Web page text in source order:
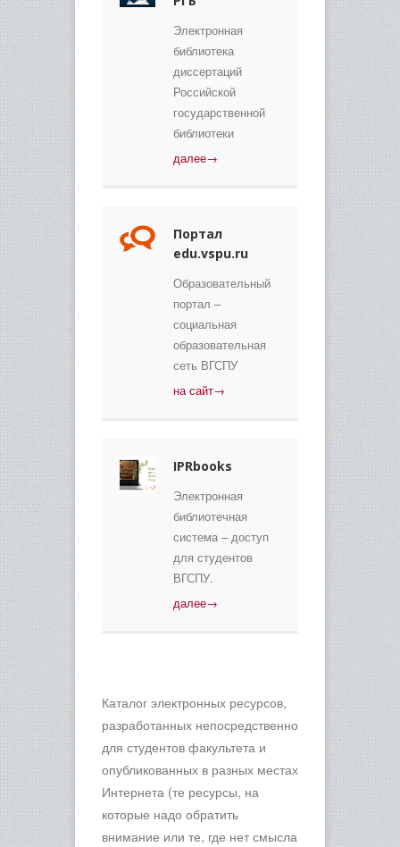
Электронная
библиотека
диссертаций
Российской
государственной
библиотеки
далее→
Портал
edu.vspu.ru
Образовательный
портал –
социальная
образовательная
сеть ВГСПУ
на сайт→
IPRbooks
Электронная
библиотечная
система – доступ
для студентов
ВГСПУ.
далее→
Каталог электронных ресурсов,
разработанных непосредственно
для студентов факультета и
опубликованных в разных местах
Интернета (те ресурсы, на
которые надо обратить
внимание или те, где нет смысла